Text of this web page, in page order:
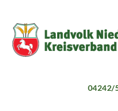
Inhalt
04242/